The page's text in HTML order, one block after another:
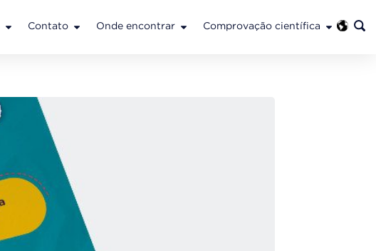
Contato Onde encontrar Comprovação científica